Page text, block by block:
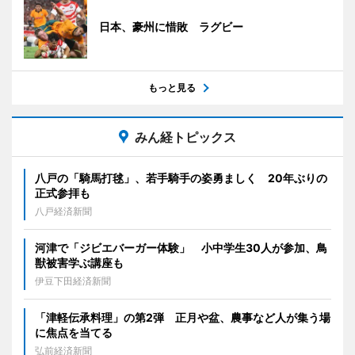
日本、豪州に惜敗 ラグビー
もっと見る
みん経トピックス
八戸の「騎馬打毬」、若手騎手の姿勇ましく 20年ぶりの
正式参拝も
八戸経済新聞
河津で「ジビエバーガー体験」 小中学生30人が参加、鳥
獣被害学ぶ講座も
伊豆下田経済新聞
「津軽伝承料理」の第2弾 正月や盆、農事など人が集う場
に焦点を当てる
弘前経済新聞